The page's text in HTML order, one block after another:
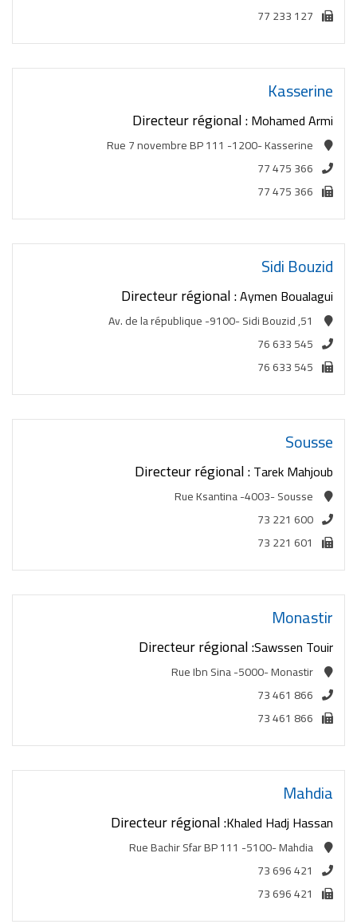
77 233 127
Kasserine
Directeur régional :Mohamed Armi
Rue 7 novembre BP 111 -1200- Kasserine
77 475 366
77 475 366
Sidi Bouzid
Directeur régional :Aymen Boualagui
51, Av. de la république -9100- Sidi Bouzid
76 633 545
76 633 545
Sousse
Directeur régional :Tarek Mahjoub
Rue Ksantina -4003- Sousse
73 221 600
73 221 601
Monastir
Directeur régional :Sawssen Touir
Rue Ibn Sina -5000- Monastir
73 461 866
73 461 866
Mahdia
Directeur régional :Khaled Hadj Hassan
Rue Bachir Sfar BP 111 -5100- Mahdia
73 696 421
73 696 421